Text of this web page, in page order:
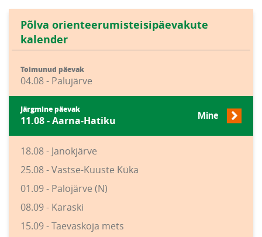
Põlva orienteerumisteisipäevakute
kalender
Toimunud päevak
04.08 - Palujärve
Järgmine päevak
11.08 - Aarna-Hatiku Mine
18.08 - Janokjärve
25.08 - Vastse-Kuuste Küka
01.09 - Palojärve (N)
08.09 - Karaski
15.09 - Taevaskoja mets